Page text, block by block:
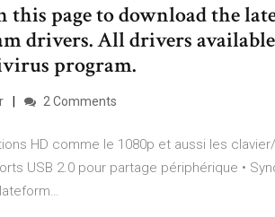
this page to download the
drivers. All drivers
program.
2 Comments
HD comme le 1080p et aussi les
USB 2.0 pour partage périphérique •